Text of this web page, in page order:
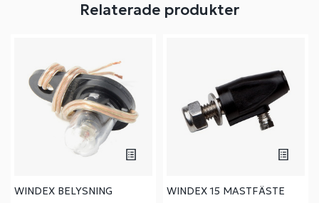
Relaterade produkter
WINDEX BELYSNING WINDEX 15 MASTFÄSTE